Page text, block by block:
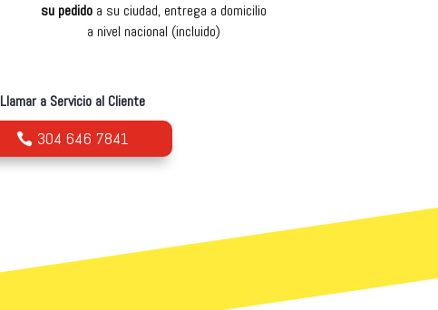
su pedidoa su ciudad, entrega a domicilio
a nivel nacional (incluido)
Llamar a Servicio al Cliente
304 646 7841